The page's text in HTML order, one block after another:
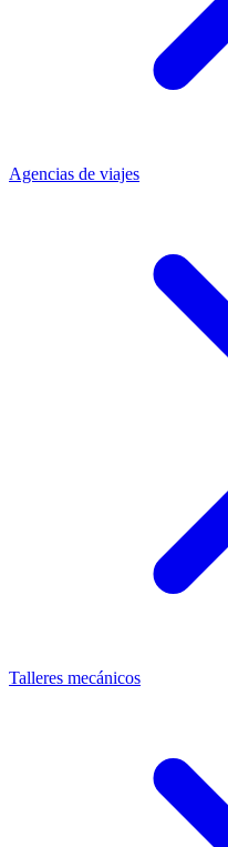
Agencias de viajes
Talleres mecánicos